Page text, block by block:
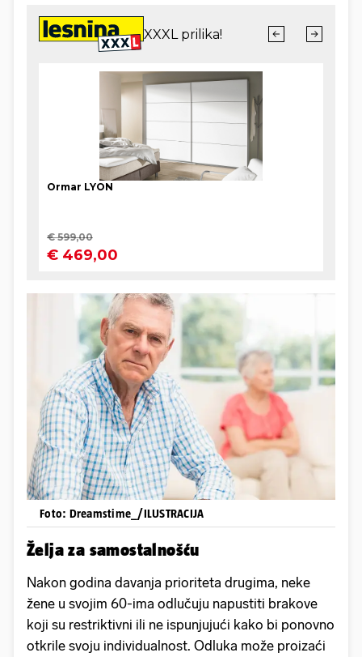
Foto: Dreamstime_/ILUSTRACIJA
Želja za samostalnošću
Nakon godina davanja prioriteta drugima, neke
žene u svojim 60-ima odlučuju napustiti brakove
koji su restriktivni ili ne ispunjujući kako bi ponovno
otkrile svoju individualnost. Odluka može proizaći